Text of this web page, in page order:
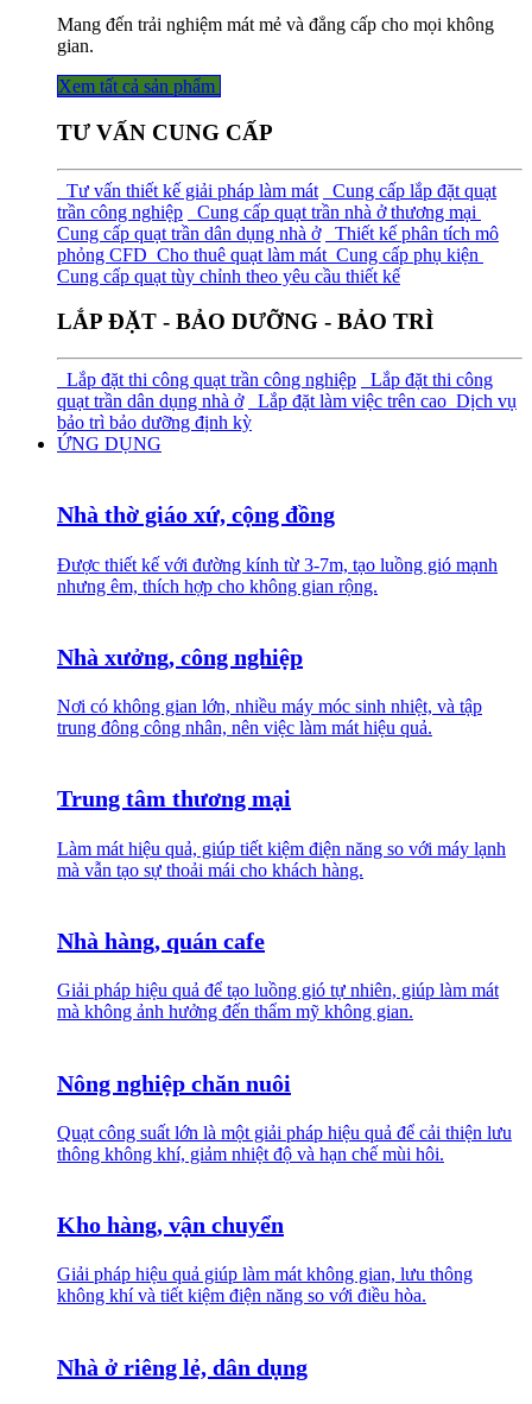
Mang đến trải nghiệm mát mẻ và đẳng cấp cho mọi không
gian.
Xem tất cả sả​​​​n phẩm
TƯ VẤN CUNG CẤP
Tư vấn thiết kế giải pháp làm mát
Cung cấp lắp đặt quạt
trần công nghiệp
Cung cấp quạt trần nhà ở thương mại
Cung cấp quạt trần dân dụng nhà ở
Thiết kế phân tích mô
phỏng CFD Cho thuê quạt làm mát Cung cấp phụ kiện
Cung cấp quạt tùy chỉnh theo yêu cầu thiết kế
LẮP ĐẶT - BẢO DƯỠNG - BẢO TRÌ
Lắp đặt thi công quạt trần công nghiệp
Lắp đặt thi công
quạt trần dân dụng nhà ở
Lắp đặt làm việc trên cao Dịch vụ
bảo trì bảo dưỡng định kỳ
ỨNG DỤNG
Nhà thờ giáo xứ, cộng đồng
Được thiết kế với đường kính từ 3-7m, tạo luồng gió mạnh
nhưng êm, thích hợp cho không gian rộng.
Nhà xưởng, công nghiệp
Nơi có không gian lớn, nhiều máy móc sinh nhiệt, và tập
trung đông công nhân, nên việc làm mát hiệu quả.
Trung tâm thương mại
Làm mát hiệu quả, giúp tiết kiệm điện năng so với máy lạnh
mà vẫn tạo sự thoải mái cho khách hàng.
Nhà hàng, quán cafe
Giải pháp hiệu quả để tạo luồng gió tự nhiên, giúp làm mát
mà không ảnh hưởng đến thẩm mỹ không gian.
Nông nghiệp chăn nuôi
Quạt công suất lớn là một giải pháp hiệu quả để cải thiện lưu
thông không khí, giảm nhiệt độ và hạn chế mùi hôi.
Kho hàng, vận chuyển
Giải pháp hiệu quả giúp làm mát không gian, lưu thông
không khí và tiết kiệm điện năng so với điều hòa.
Nhà ở riêng lẻ, dân dụng